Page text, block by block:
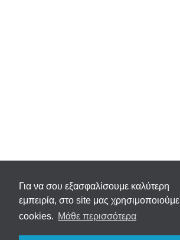
Για να σου εξασφαλίσουμε καλύτερη
εμπειρία, στο site μας χρησιμοποιούμε
cookies. Μάθε περισσότερα